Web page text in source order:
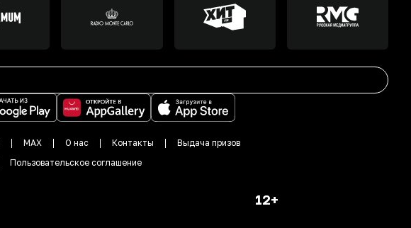
MAX О нас Контакты
Выдача призов
Пользовательское соглашение
12+